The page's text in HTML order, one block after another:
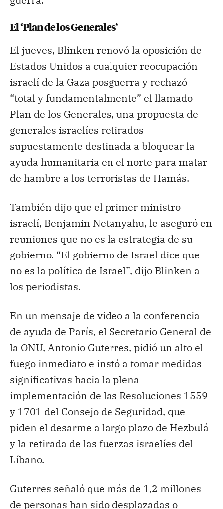
El ‘Plan de los Generales’
El jueves, Blinken renovó la oposición de
Estados Unidos a cualquier reocupación
israelí de la Gaza posguerra y rechazó
“total y fundamentalmente” el llamado
Plan de los Generales, una propuesta de
generales israelíes retirados
supuestamente destinada a bloquear la
ayuda humanitaria en el norte para matar
de hambre a los terroristas de Hamás.
También dijo que el primer ministro
israelí, Benjamin Netanyahu, le aseguró en
reuniones que no es la estrategia de su
gobierno. “El gobierno de Israel dice que
no es la política de Israel”, dijo Blinken a
los periodistas.
En un mensaje de video a la conferencia
de ayuda de París, el Secretario General de
la ONU, Antonio Guterres, pidió un alto el
fuego inmediato e instó a tomar medidas
significativas hacia la plena
implementación de las Resoluciones 1559
y 1701 del Consejo de Seguridad, que
piden el desarme a largo plazo de Hezbulá
y la retirada de las fuerzas israelíes del
Líbano.
Guterres señaló que más de 1,2 millones
de personas han sido desplazadas o